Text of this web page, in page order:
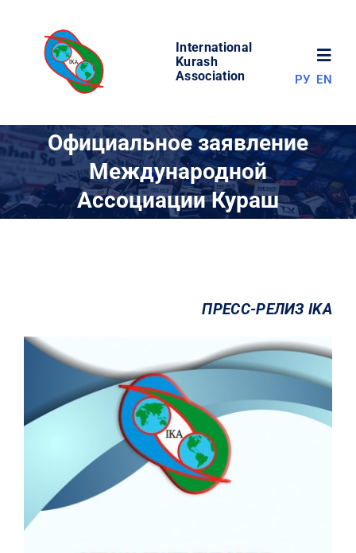
content
International
Kurash
Association
МИР КУРАША
РУ EN
Официальное заявление
Международной
Ассоциации Кураш
ПРЕСС-РЕЛИЗ IKA